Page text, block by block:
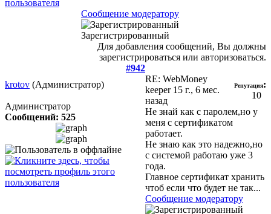
Сообщение модератору
Зарегистрированный
Для добавления сообщений, Вы должны
зарегистрироваться или авторизоваться.
#942
krotov (Администратор)
Администратор
Сообщений: 525
RE: WebMoney
keeper 15 г., 6 мес.
назад
Репутация:
10
Не знай как с паролем,но у
меня с сертификатом
работает.
Не знаю как это надежно,но
с системой работаю уже 3
года.
Главное сертификат хранить
чтоб если что будет не так...
Сообщение модератору